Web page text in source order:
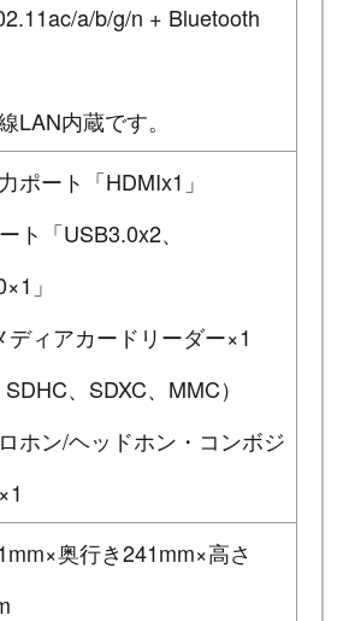
a/b/g/n + Bluetooth
LAN内蔵です。
ポート「HDMIx1」
ト「USB3.0x2、
」
ディアカードリーダー×1
SDHC、SDXC、MMC）
ホン/ヘッドホン・コンボジ
奥行き241mm×高さ